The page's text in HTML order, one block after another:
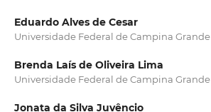
Eduardo Alves de Cesar
Universidade Federal de Campina Grande
Brenda Laís de Oliveira Lima
Universidade Federal de Campina Grande
Jonata da Silva Juvêncio